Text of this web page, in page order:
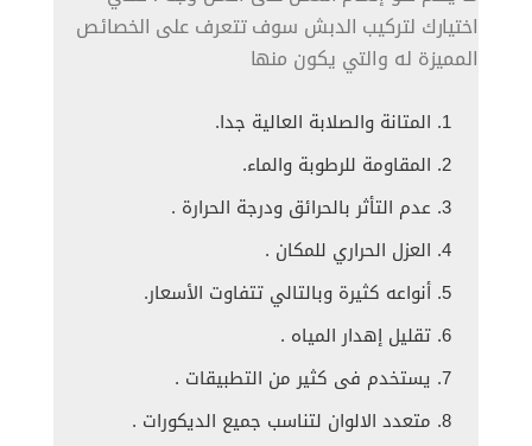
اختيارك لتركيب الدبش سوف تتعرف على الخصائص
المميزة له والتي يكون منها
المتانة والصلابة العالية جدا.
المقاومة للرطوبة والماء.
عدم التأثر بالحرائق ودرجة الحرارة .
العزل الحراري للمكان .
أنواعه كثيرة وبالتالي تتفاوت الأسعار.
تقليل إهدار المياه .
يستخدم فى كثير من التطبيقات .
متعدد الالوان لتناسب جميع الديكورات .